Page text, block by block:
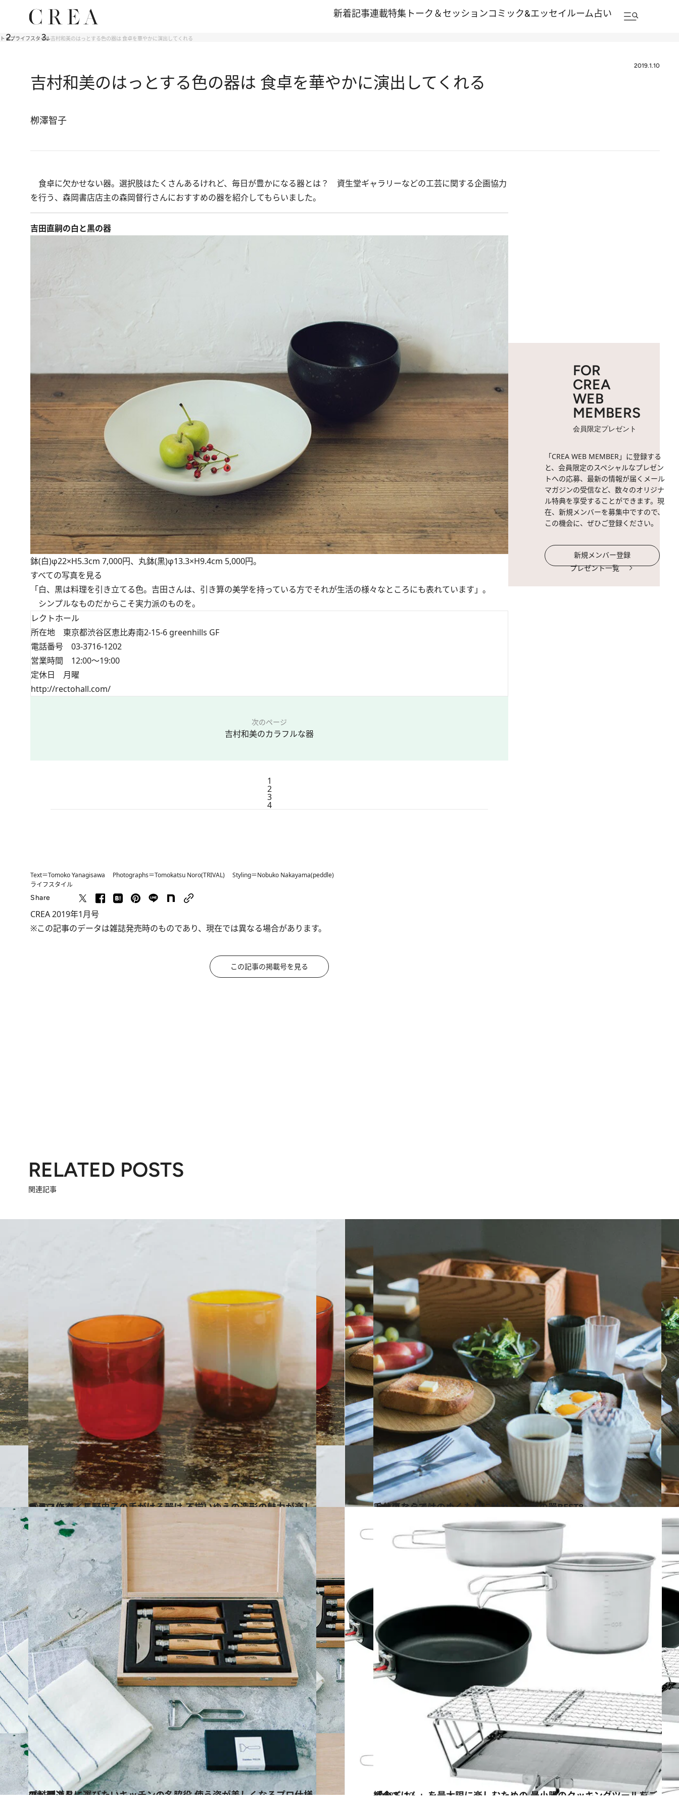
新着記事連載特集 トーク＆セッションコミック&エッセイルーム占い
トップライフスタイル吉村和美のはっとする色の器は 食卓を華やかに演出してくれる
2019.1.10
吉村和美のはっとする色の器は 食卓を華やかに演出してくれる
栁澤智子
食卓に欠かせない器。選択肢はたくさんあるけれど、毎日が豊かになる器とは？ 資生堂ギャラリーなどの工芸に関する企画協力
を行う、森岡書店店主の森岡督行さんにおすすめの器を紹介してもらいました。
吉田直嗣の白と黒の器
鉢(白)φ22×H5.3cm 7,000円、丸鉢(黒)φ13.3×H9.4cm 5,000円。
すべての写真を見る
「白、黒は料理を引き立てる色。吉田さんは、引き算の美学を持っている方でそれが生活の様々なところにも表れています」。
シンプルなものだからこそ実力派のものを。
レクトホール
所在地 東京都渋谷区恵比寿南2-15-6 greenhills GF
電話番号 03-3716-1202
営業時間 12:00～19:00
定休日 月曜
http://rectohall.com/
次のページ
吉村和美のカラフルな器
1
2
3
4
Text＝Tomoko Yanagisawa Photographs＝Tomokatsu Noro(TRIVAL) Styling＝Nobuko Nakayama(peddle)
ライフスタイル
Share
CREA 2019年1月号
※この記事のデータは雑誌発売時のものであり、現在では異なる場合があります。
この記事の掲載号を見る
FOR
CREA
WEB
MEMBERS
会員限定プレゼント
「CREA WEB MEMBER」に登録する
と、会員限定のスペシャルなプレゼン
トへの応募、最新の情報が届くメール
マガジンの受信など、数々のオリジナ
ル特典を享受することができます。現
在、新規メンバーを募集中ですので、
この機会に、ぜひご登録ください。
新規メンバー登録
プレゼント一覧
RELATED POSTS
関連記事
2019.1.9
ガラス作家・長野史子の手がける器は 不揃いゆえの造形の魅力が楽しめる
ライフスタイル 2019.1.8
手仕事ならではのぬくもりに触れる 作家の器BEST8
ライフスタイル
2018.4.1
プレゼントに選びたいキッチンの名脇役 使う姿が美しくなるプロ仕様の料理道具
ライフスタイル 2018.5.10
「山ごはん」を最大限に楽しむための 最小限のクッキングツールをご紹介！
グルメ